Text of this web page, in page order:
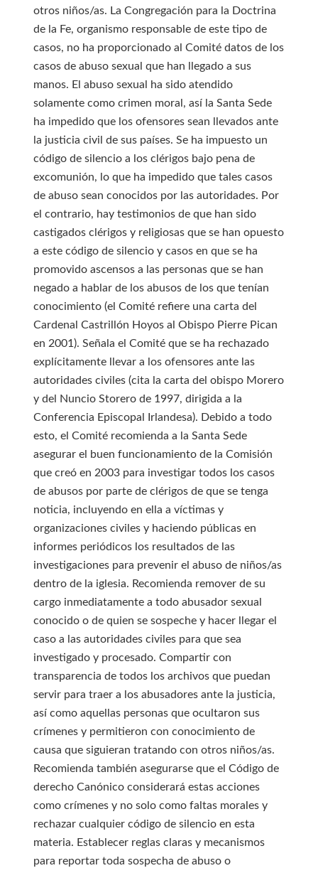
otros niños/as. La Congregación para la Doctrina
de la Fe, organismo responsable de este tipo de
casos, no ha proporcionado al Comité datos de los
casos de abuso sexual que han llegado a sus
manos. El abuso sexual ha sido atendido
solamente como crimen moral, así la Santa Sede
ha impedido que los ofensores sean llevados ante
la justicia civil de sus países. Se ha impuesto un
código de silencio a los clérigos bajo pena de
excomunión, lo que ha impedido que tales casos
de abuso sean conocidos por las autoridades. Por
el contrario, hay testimonios de que han sido
castigados clérigos y religiosas que se han opuesto
a este código de silencio y casos en que se ha
promovido ascensos a las personas que se han
negado a hablar de los abusos de los que tenían
conocimiento (el Comité refiere una carta del
Cardenal Castrillón Hoyos al Obispo Pierre Pican
en 2001). Señala el Comité que se ha rechazado
explícitamente llevar a los ofensores ante las
autoridades civiles (cita la carta del obispo Morero
y del Nuncio Storero de 1997, dirigida a la
Conferencia Episcopal Irlandesa). Debido a todo
esto, el Comité recomienda a la Santa Sede
asegurar el buen funcionamiento de la Comisión
que creó en 2003 para investigar todos los casos
de abusos por parte de clérigos de que se tenga
noticia, incluyendo en ella a víctimas y
organizaciones civiles y haciendo públicas en
informes periódicos los resultados de las
investigaciones para prevenir el abuso de niños/as
dentro de la iglesia. Recomienda remover de su
cargo inmediatamente a todo abusador sexual
conocido o de quien se sospeche y hacer llegar el
caso a las autoridades civiles para que sea
investigado y procesado. Compartir con
transparencia de todos los archivos que puedan
servir para traer a los abusadores ante la justicia,
así como aquellas personas que ocultaron sus
crímenes y permitieron con conocimiento de
causa que siguieran tratando con otros niños/as.
Recomienda también asegurarse que el Código de
derecho Canónico considerará estas acciones
como crímenes y no solo como faltas morales y
rechazar cualquier código de silencio en esta
materia. Establecer reglas claras y mecanismos
para reportar toda sospecha de abuso o